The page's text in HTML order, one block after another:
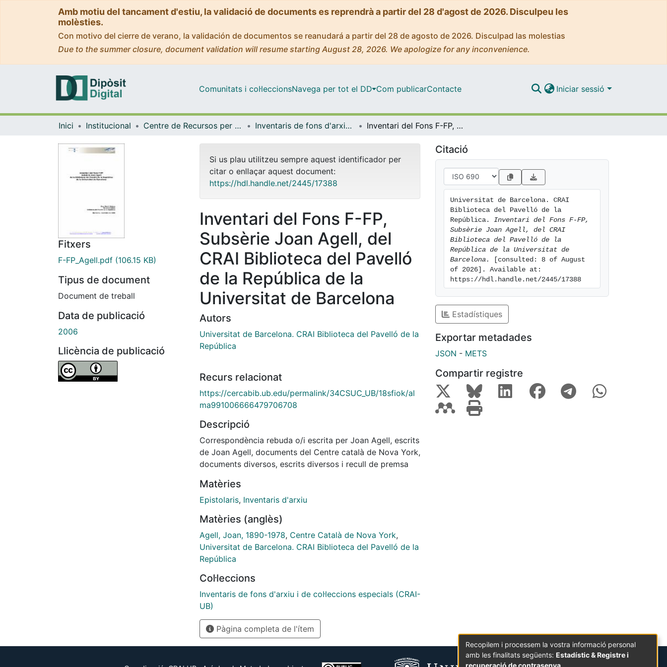
Amb motiu del tancament d'estiu, la validació de documents es reprendrà a partir del 28 d'agost de 2026. Disculpeu les
molèsties.
Con motivo del cierre de verano, la validación de documentos se reanudará a partir del 28 de agosto de 2026. Disculpad las molestias
Due to the summer closure, document validation will resume starting August 28, 2026. We apologize for any inconvenience.
Comunitats i col·leccionsNavega per tot el DD Com publicarContacte Iniciar sessió
Inici Institucional Centre de Recursos per a l'Aprenentatge i la Investigació (CRAI-UB) - Institucional Inventaris de fons d'arxiu i de col·leccions especials (CRAI-UB) Inventari del Fons F-FP, Subsèrie Joan Agell, del CRAI Biblioteca del Pavelló de la República de la Universitat de Barcelona
Fitxers
F-FP_Agell.pdf (106.15 KB)
Tipus de document
Document de treball
Data de publicació
2006
Llicència de publicació
Si us plau utilitzeu sempre aquest identificador per
citar o enllaçar aquest document:
https://hdl.handle.net/2445/17388
Inventari del Fons F-FP,
Subsèrie Joan Agell, del
CRAI Biblioteca del Pavelló
de la República de la
Universitat de Barcelona
Autors
Universitat de Barcelona. CRAI Biblioteca del Pavelló de la
República
Recurs relacionat
https://cercabib.ub.edu/permalink/34CSUC_UB/18sfiok/al
ma991006666479706708
Descripció
Correspondència rebuda o/i escrita per Joan Agell, escrits
de Joan Agell, documents del Centre català de Nova York,
documents diversos, escrits diversos i recull de premsa
Matèries
Epistolaris, Inventaris d'arxiu
Matèries (anglès)
Agell, Joan, 1890-1978, Centre Català de Nova York,
Universitat de Barcelona. CRAI Biblioteca del Pavelló de la
República
Col·leccions
Inventaris de fons d'arxiu i de col·leccions especials (CRAI-
UB)
Pàgina completa de l'ítem
Citació
Universitat de Barcelona. CRAI
Biblioteca del Pavelló de la
República. Inventari del Fons F-FP,
Subsèrie Joan Agell, del CRAI
Biblioteca del Pavelló de la
República de la Universitat de
Barcelona.
[consulted: 8 of August
of 2026]. Available at:
https://hdl.handle.net/2445/17388
Estadístiques
Exportar metadades
JSON - METS
Compartir registre
Recopilem i processem la vostra informació personal
amb les finalitats següents: Estadístic & Registre i
recuperació de contrasenya